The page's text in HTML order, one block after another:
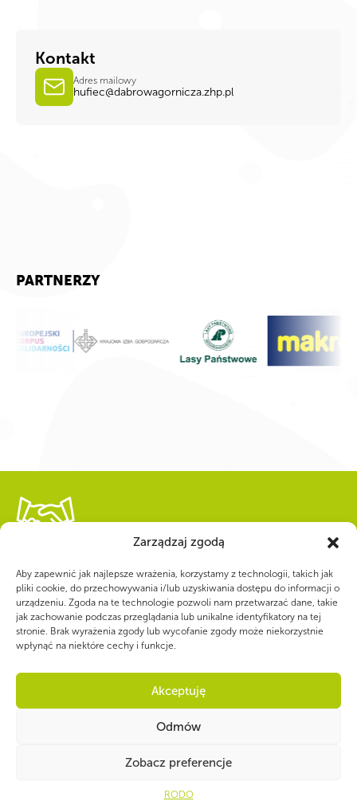
Zarządzaj zgodą
Aby zapewnić jak najlepsze wrażenia, korzystamy z technologii, takich jak
pliki cookie, do przechowywania i/lub uzyskiwania dostępu do informacji o
urządzeniu. Zgoda na te technologie pozwoli nam przetwarzać dane, takie
jak zachowanie podczas przeglądania lub unikalne identyfikatory na tej
stronie. Brak wyrażenia zgody lub wycofanie zgody może niekorzystnie
wpłynąć na niektóre cechy i funkcje.
Akceptuję
Odmów
Zobacz preferencje
RODO
Kontakt
Adres mailowy
hufiec@dabrowagornicza.zhp.pl
PARTNERZY
WSPÓLNIE DLA HARCERSKIEJ MISJI
Twoje wsparcie, nasza
siła!
39 1140 1010 0000 2734 6700